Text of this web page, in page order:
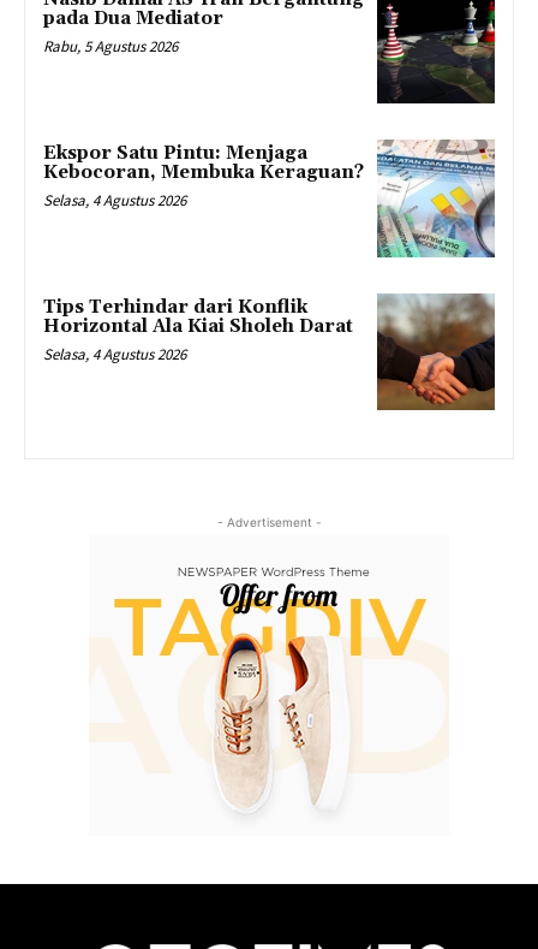
pada Dua Mediator
Rabu, 5 Agustus 2026
Ekspor Satu Pintu: Menjaga
Kebocoran, Membuka Keraguan?
Selasa, 4 Agustus 2026
Tips Terhindar dari Konflik
Horizontal Ala Kiai Sholeh Darat
Selasa, 4 Agustus 2026
- Advertisement -